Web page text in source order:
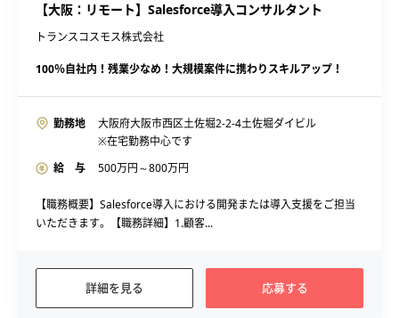
【大阪：リモート】Salesforce導入コンサルタント
トランスコスモス株式会社
100％自社内！残業少なめ！大規模案件に携わりスキルアップ！
勤務地
大阪府大阪市西区土佐堀2-2-4土佐堀ダイビル
※在宅勤務中心です
給 与
500万円～800万円
【職務概要】Salesforce導入における開発または導入支援をご担当
いただきます。【職務詳細】1.顧客...
詳細を見る 応募する